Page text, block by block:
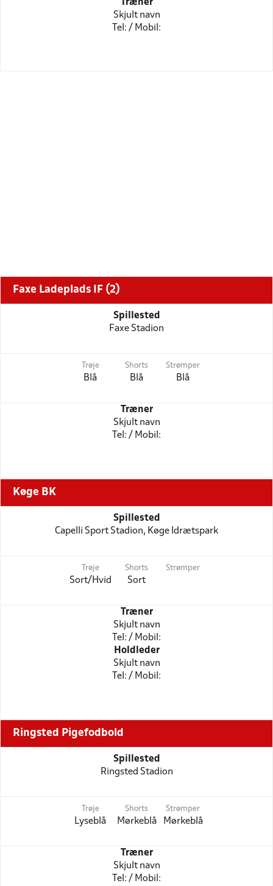
Træner
Skjult navn
Tel: / Mobil:
Faxe Ladeplads IF (2)
Spillested
Faxe Stadion
Trøje
Blå
Shorts
Blå
Strømper
Blå
Træner
Skjult navn
Tel: / Mobil:
Køge BK
Spillested
Capelli Sport Stadion, Køge Idrætspark
Trøje
Sort/Hvid
Shorts
Sort
Strømper
Træner
Skjult navn
Tel: / Mobil:
Holdleder
Skjult navn
Tel: / Mobil:
Ringsted Pigefodbold
Spillested
Ringsted Stadion
Trøje
Lyseblå
Shorts
Mørkeblå
Strømper
Mørkeblå
Træner
Skjult navn
Tel: / Mobil: